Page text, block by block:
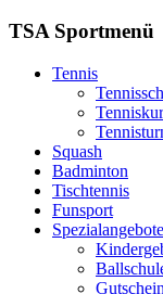
TSA Sportmenü
Tennis
Squash
Badminton
Tischtennis
Funsport
Spezialangebote